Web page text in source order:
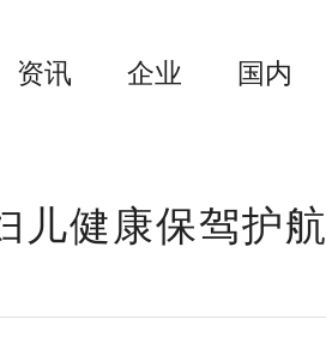
资讯 企业 国内
儿健康保驾护航